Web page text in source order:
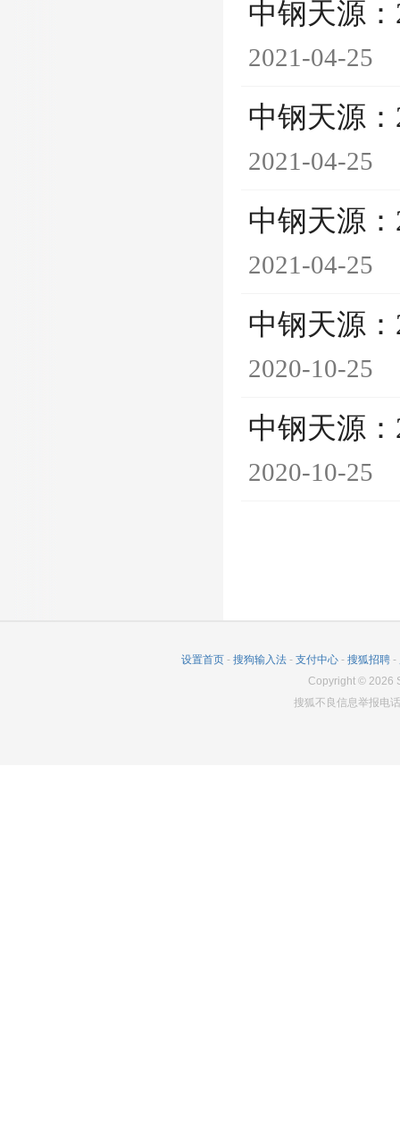
中钢天源
2021-04-25
中钢天源
2021-04-25
中钢天源
2021-04-25
中钢天源
2020-10-25
中钢天源
2020-10-25
设置首页 - 搜狗输入法 - 支付中心 - 搜狐招聘 -
Copyright © 2026
搜狐不良信息举报电